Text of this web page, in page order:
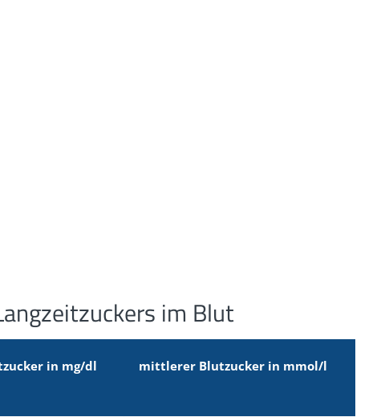
im Blut
in mg/dl mittlerer Blutzucker in mmol/l